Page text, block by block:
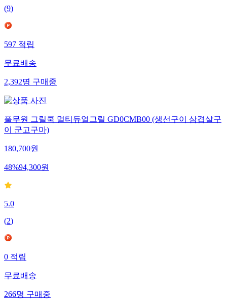
(9)
597적립
무료배송
2,392명구매중
풀무원 그릴쿡 멀티듀얼그릴 GD0CMB00 (생선구이 삼겹살구
이 군고구마)
180,700원
48%94,300원
5.0
(2)
0적립
무료배송
266명구매중